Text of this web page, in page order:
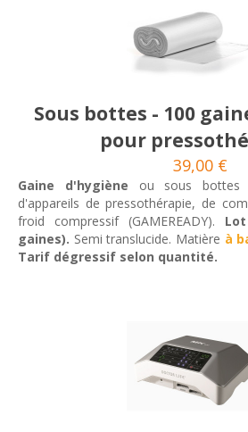
Sous bottes - 100
pour
39,00 €
Gaine d'hygiène ou sous bottes
d'appareils de pressothérapie, de
froid compressif (GAMEREADY).
gaines). Semi translucide. Matière à
Tarif dégressif selon quantité.